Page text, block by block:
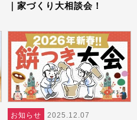
｜家づくり大相談会！
お知らせ 2025.12.07